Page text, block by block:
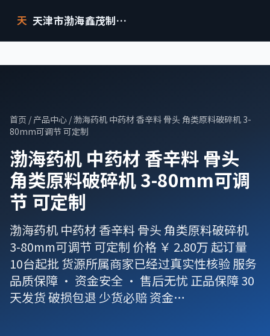
天 天津市渤海鑫茂制药设备有限公司
首页 / 产品中心 / 渤海药机 中药材 香辛料 骨头 角类原料破碎机 3-
80mm可调节 可定制
渤海药机 中药材 香辛料 骨头
角类原料破碎机 3-80mm可调
节 可定制
渤海药机 中药材 香辛料 骨头 角类原料破碎机
3-80mm可调节 可定制 价格 ￥ 2.80万 起订量
10台起批 货源所属商家已经过真实性核验 服务
品质保障 · 资金安全 · 售后无忧 正品保障 30
天发货 破损包退 少货必赔 资金…